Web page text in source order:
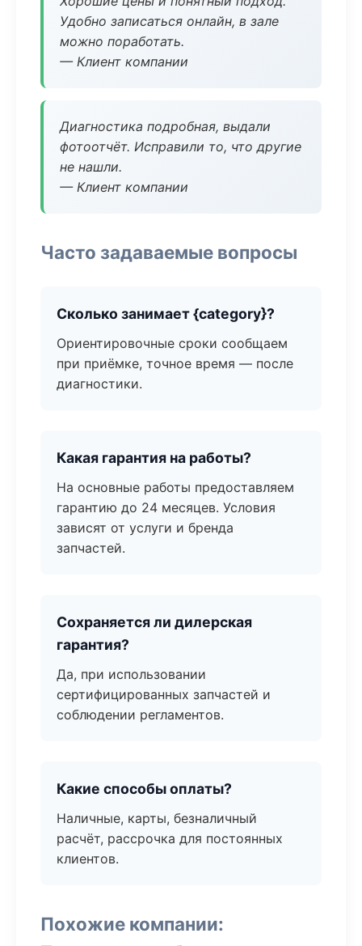
Удобно записаться онлайн, в зале
можно поработать.
— Клиент компании
Диагностика подробная, выдали
фотоотчёт. Исправили то, что другие
не нашли.
— Клиент компании
Часто задаваемые вопросы
Сколько занимает {category}?
Ориентировочные сроки сообщаем
при приёмке, точное время — после
диагностики.
Какая гарантия на работы?
На основные работы предоставляем
гарантию до 24 месяцев. Условия
зависят от услуги и бренда
запчастей.
Сохраняется ли дилерская
гарантия?
Да, при использовании
сертифицированных запчастей и
соблюдении регламентов.
Какие способы оплаты?
Наличные, карты, безналичный
расчёт, рассрочка для постоянных
клиентов.
Похожие компании: